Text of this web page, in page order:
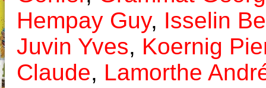
Hempay Guy, Isselin
Juvin Yves, Koernig
Claude, Lamorthe